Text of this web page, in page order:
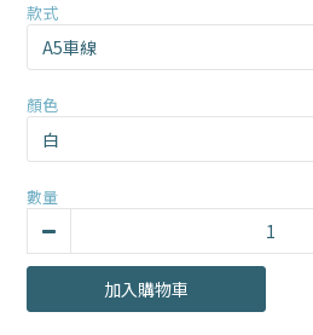
款式
顏色
數量
加入購物車